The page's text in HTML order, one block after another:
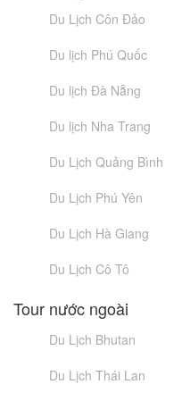
Du Lịch Côn Đảo
Du lịch Phú Quốc
Du lịch Đà Nẵng
Du lịch Nha Trang
Du Lịch Quảng Bình
Du Lịch Phú Yên
Du Lịch Hà Giang
Du Lịch Cô Tô
Tour nước ngoài
Du Lịch Bhutan
Du Lịch Thái Lan